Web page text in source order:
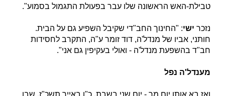
טבילת-האש הראשונה שלו עבר בפעולת התגמול בסמוע".
נזכר ישי: "החינוך החב"די שקיבל השפיע גם על הבית.
חותני, אביו של מנדל'ה, דוד זומר ע"ה, התקרב לחסידות
חב"ד בהשפעת מנדל'ה - ואולי בעקיפין גם אני".
מענדל'ה נפל
ואז בא אותו יום מר - יום שני בשבת, כ"ו באייר תשכ"ז, שבו